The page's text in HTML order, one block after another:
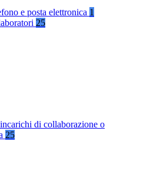
e posta elettronica 1
25
di collaborazione o
25